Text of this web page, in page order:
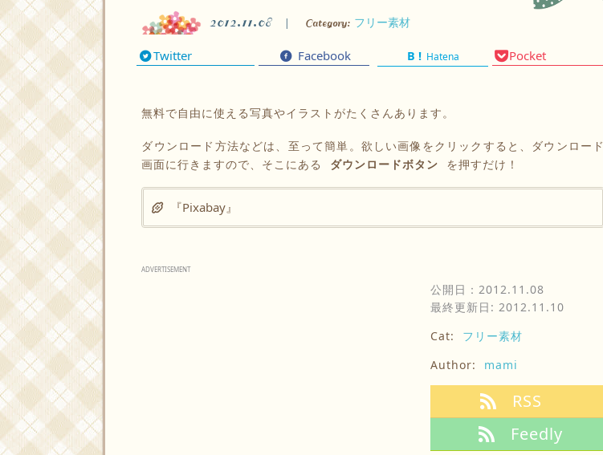
2012.11.08 Category: フリー素材
Twitter Facebook Hatena Pocket
無料で自由に使える写真やイラストがたくさんあります。
ダウンロード方法などは、至って簡単。欲しい画像をクリックすると、ダウンロード
画面に行きますので、そこにある
ダウンロードボタン を押すだけ！
『Pixabay』
ADVERTISEMENT
公開日： 2012.11.08
最終更新日: 2012.11.10
Cat:
フリー素材
Author:
mami
RSS
Feedly